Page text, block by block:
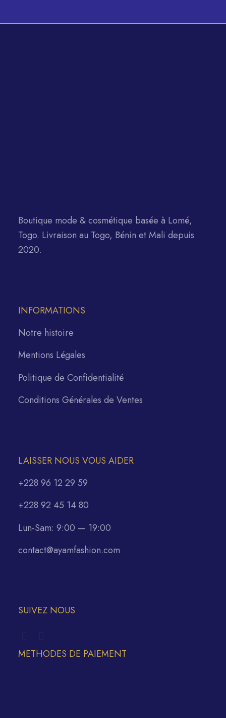
Boutique mode & cosmétique basée à Lomé,
Togo. Livraison au Togo, Bénin et Mali depuis
2020.
INFORMATIONS
Notre histoire
Mentions Légales
Politique de Confidentialité
Conditions Générales de Ventes
LAISSER NOUS VOUS AIDER
+228 96 12 29 59
+228 92 45 14 80
Lun-Sam: 9:00 — 19:00
contact@ayamfashion.com
SUIVEZ NOUS
METHODES DE PAIEMENT